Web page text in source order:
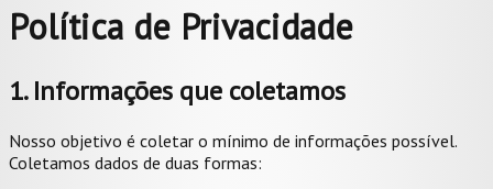
Política de Privacidade
1. Informações que coletamos
Nosso objetivo é coletar o mínimo de informações possível.
Coletamos dados de duas formas: